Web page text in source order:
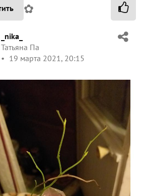
✿
_nika_
Татьяна Па
19 марта 2021, 20:15